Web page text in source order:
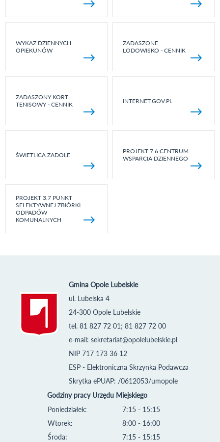
WYKAZ DZIENNYCH
OPIEKUNÓW
ZADASZONE
LODOWISKO - CENNIK
ZADASZONY KORT
TENISOWY - CENNIK
INTERNET.GOV.PL
ŚWIETLICA ZADOLE
PROJEKT 7.6 CENTRUM
WSPARCIA DZIENNEGO
PROJEKT 3.7 PUNKT
SELEKTYWNEJ ZBIÓRKI
ODPADÓW
KOMUNALNYCH
Gmina Opole Lubelskie
ul. Lubelska 4
24-300 Opole Lubelskie
tel. 81 827 72 01; 81 827 72 00
e-mail: sekretariat@opolelubelskie.pl
NIP 717 173 36 12
ESP - Elektroniczna Skrzynka Podawcza
Skrytka ePUAP: /0612053/umopole
Godziny pracy Urzędu Miejskiego
Poniedziałek:
Wtorek:
Środa:
7:15 - 15:15
8:00 - 16:00
7:15 - 15:15